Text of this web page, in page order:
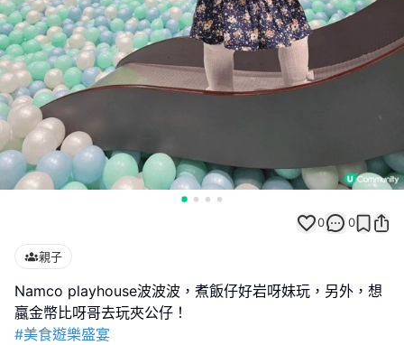
0 0
親子
Namco playhouse波波波，煮飯仔好岩呀妹玩，另外，想
#美食遊樂盛宴